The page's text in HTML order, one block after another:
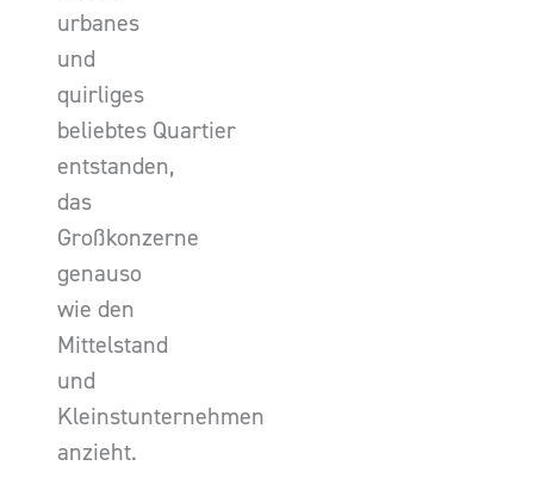
urbanes
und
quirliges
beliebtes Quartier
entstanden,
das
Großkonzerne
genauso
wie den
Mittelstand
und
Kleinstunternehmen
anzieht.